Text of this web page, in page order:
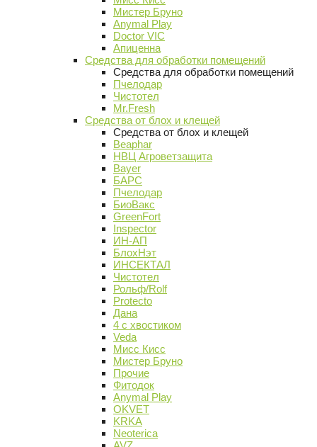
Мистер Бруно
Anymal Play
Doctor VIC
Апиценна
Средства для обработки помещений
Средства для обработки помещений
Пчелодар
Чистотел
Mr.Fresh
Средства от блох и клещей
Средства от блох и клещей
Beaphar
НВЦ Агроветзащита
Bayer
БАРС
Пчелодар
БиоВакс
GreenFort
Inspector
ИН-АП
БлохНэт
ИНСЕКТАЛ
Чистотел
Рольф/Rolf
Protecto
Дана
4 с хвостиком
Veda
Мисс Кисс
Мистер Бруно
Прочие
Фитодок
Anymal Play
OKVET
KRKA
Neoterica